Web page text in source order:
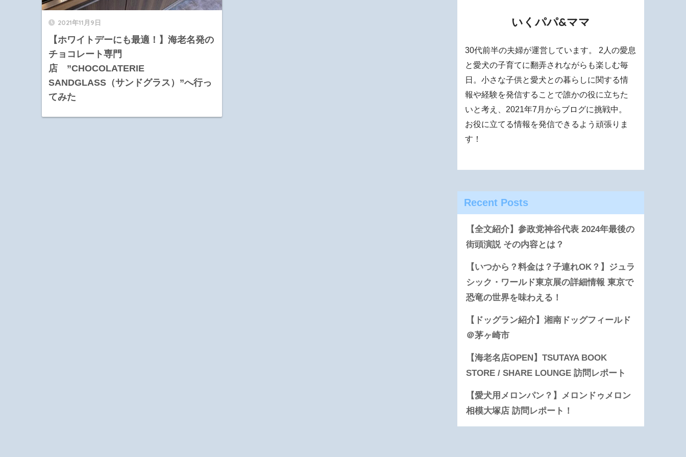
2021年11月9日
【ホワイトデーにも最適！】海老名発の
チョコレート専門
店 ”CHOCOLATERIE
SANDGLASS（サンドグラス）”へ行っ
てみた
いくパパ&ママ
30代前半の夫婦が運営しています。 2人の愛息
と愛犬の子育てに翻弄されながらも楽しむ毎
日。小さな子供と愛犬との暮らしに関する情
報や経験を発信することで誰かの役に立ちた
いと考え、2021年7月からブログに挑戦中。
お役に立てる情報を発信できるよう頑張りま
す！
Recent Posts
【全文紹介】参政党神谷代表 2024年最後の
街頭演説 その内容とは？
【いつから？料金は？子連れOK？】ジュラ
シック・ワールド東京展の詳細情報 東京で
恐竜の世界を味わえる！
【ドッグラン紹介】湘南ドッグフィールド
＠茅ヶ崎市
【海老名店OPEN】TSUTAYA BOOK
STORE / SHARE LOUNGE 訪問レポート
【愛犬用メロンパン？】メロンドゥメロン
相模大塚店 訪問レポート！